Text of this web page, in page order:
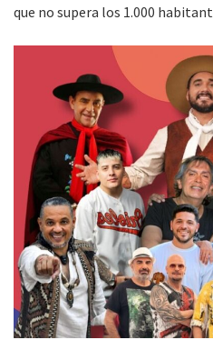
que no supera los 1.000